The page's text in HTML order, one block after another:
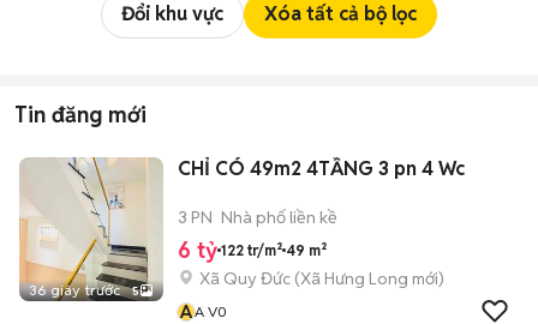
Đổi khu vực Xóa tất cả bộ lọc
Tin đăng mới
36 giây trước 5
CHỈ CÓ 49m2 4TẦNG 3 pn 4 Wc
3 PN Nhà phố liền kề
6 tỷ 122 tr/m² 49 m²
Xã Quy Đức (Xã Hưng Long mới)
AA V0